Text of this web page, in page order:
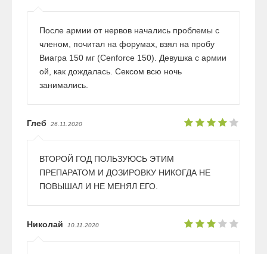
После армии от нервов начались проблемы с
членом, почитал на форумах, взял на пробу
Виагра 150 мг (Cenforce 150). Девушка с армии
ой, как дождалась. Сексом всю ночь
занимались.
Глеб 26.11.2020
ВТОРОЙ ГОД ПОЛЬЗУЮСЬ ЭТИМ
ПРЕПАРАТОМ И ДОЗИРОВКУ НИКОГДА НЕ
ПОВЫШАЛ И НЕ МЕНЯЛ ЕГО.
Николай 10.11.2020